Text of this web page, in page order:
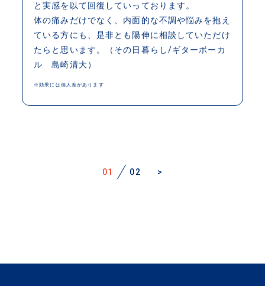
と実感を以て回復していっております。
体の痛みだけでなく、内面的な不調や悩みを抱え
ている方にも、是非とも陽伸に相談していただけ
たらと思います。（その日暮らし/ギターボーカ
ル 島崎清大）
※効果には個人差があります
1 2 >